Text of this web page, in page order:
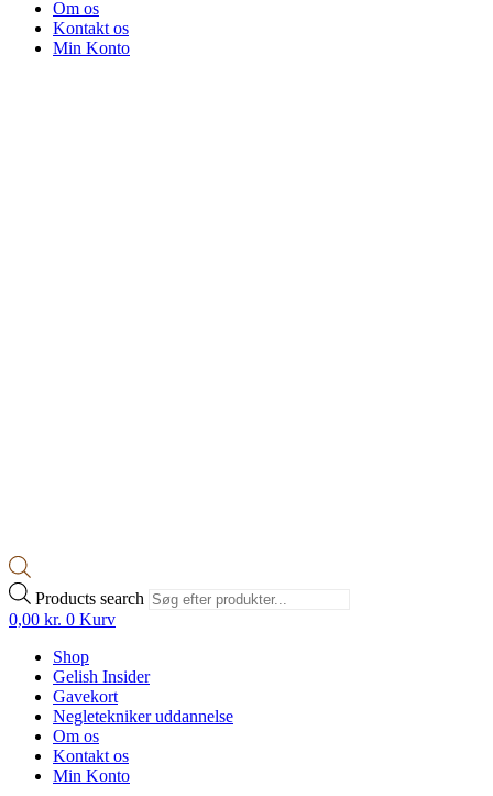
Om os
Kontakt os
Min Konto
Products search
0,00 kr. 0 Kurv
Shop
Gelish Insider
Gavekort
Negletekniker uddannelse
Om os
Kontakt os
Min Konto